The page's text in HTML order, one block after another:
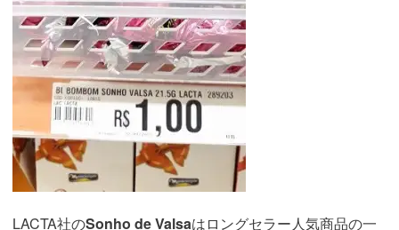
LACTA社のSonho de Valsaはロングセラー人気商品の一